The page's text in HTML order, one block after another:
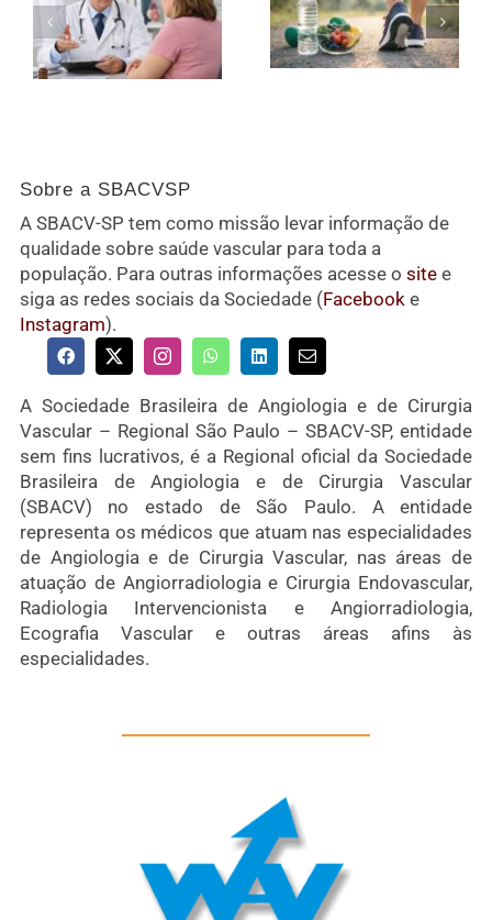
Sobre a SBACVSP
A SBACV-SP tem como missão levar informação de
qualidade sobre saúde vascular para toda a
população. Para outras informações acesse o sitee
siga as redes sociais da Sociedade (Facebooke
Instagram).
A Sociedade Brasileira de Angiologia e de Cirurgia
Vascular – Regional São Paulo – SBACV-SP, entidade
sem fins lucrativos, é a Regional oficial da Sociedade
Brasileira de Angiologia e de Cirurgia Vascular
(SBACV) no estado de São Paulo. A entidade
representa os médicos que atuam nas especialidades
de Angiologia e de Cirurgia Vascular, nas áreas de
atuação de Angiorradiologia e Cirurgia Endovascular,
Radiologia Intervencionista e Angiorradiologia,
Ecografia Vascular e outras áreas afins às
especialidades.